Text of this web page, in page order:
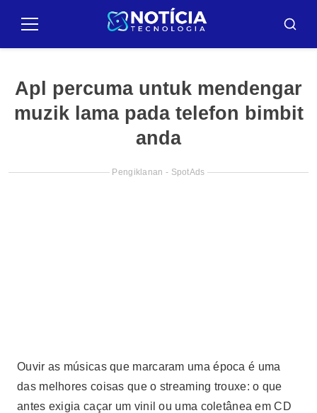
paraMenu
Apl percuma untuk mendengar
muzik lama pada telefon bimbit
anda
Pengiklanan - SpotAds
Ouvir as músicas que marcaram uma época é uma
das melhores coisas que o streaming trouxe: o que
antes exigia caçar um vinil ou uma coletânea em CD